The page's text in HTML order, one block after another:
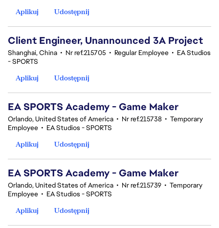
Aplikuj
Udostępnij
Client Engineer, Unannounced 3A Project
Shanghai, China • Nr ref.215705 • Regular Employee • EA Studios
- SPORTS
Aplikuj
Udostępnij
EA SPORTS Academy - Game Maker
Orlando, United States of America • Nr ref.215738 • Temporary
Employee • EA Studios - SPORTS
Aplikuj
Udostępnij
EA SPORTS Academy - Game Maker
Orlando, United States of America • Nr ref.215739 • Temporary
Employee • EA Studios - SPORTS
Aplikuj
Udostępnij